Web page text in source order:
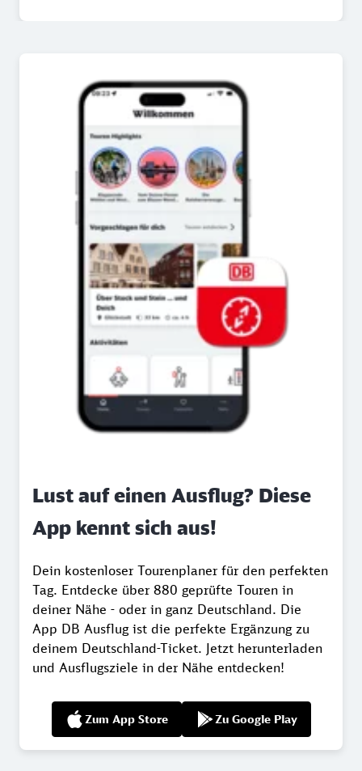
Lust auf einen Ausflug? Diese
App kennt sich aus!
Dein kostenloser Tourenplaner für den perfekten
Tag. Entdecke über 880 geprüfte Touren in
deiner Nähe - oder in ganz Deutschland. Die
App DB Ausflug ist die perfekte Ergänzung zu
deinem Deutschland-Ticket. Jetzt herunterladen
und Ausflugsziele in der Nähe entdecken!
Zum App Store Zu Google Play